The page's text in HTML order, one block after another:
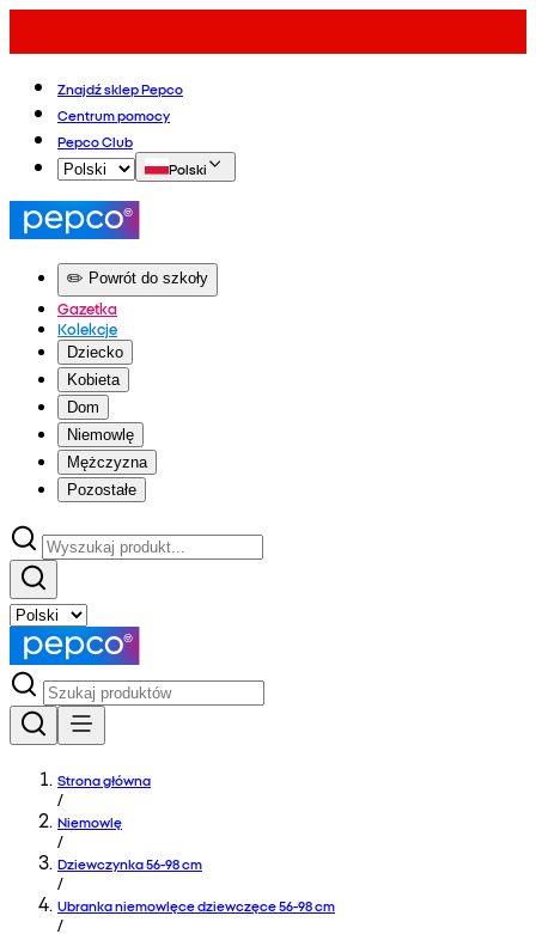
Znajdź sklep Pepco
Centrum pomocy
Pepco Club
Polski
✏️ Powrót do szkoły
Gazetka
Kolekcje
Dziecko
Kobieta
Dom
Niemowlę
Mężczyzna
Pozostałe
Strona główna
/
Niemowlę
/
Dziewczynka 56-98 cm
/
Ubranka niemowlęce dziewczęce 56-98 cm
/